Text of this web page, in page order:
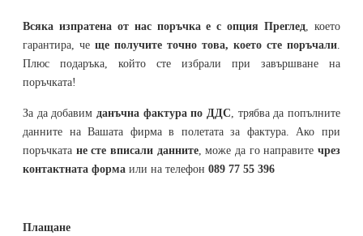
Всяка изпратена от нас поръчка е с опция Преглед , което
гарантира, че ще получите точно това, което сте поръчали
Плюс подаръка, който сте избрали при завършване на
поръчката!
За да добавим данъчна фактура по ДДС , трябва да попълните
данните на Вашата фирма в полетата за фактура. Ако при
поръчката не сте вписали данните, може да го направитечрез
контактната форма или на телефон 089 77 55 396
Плащане